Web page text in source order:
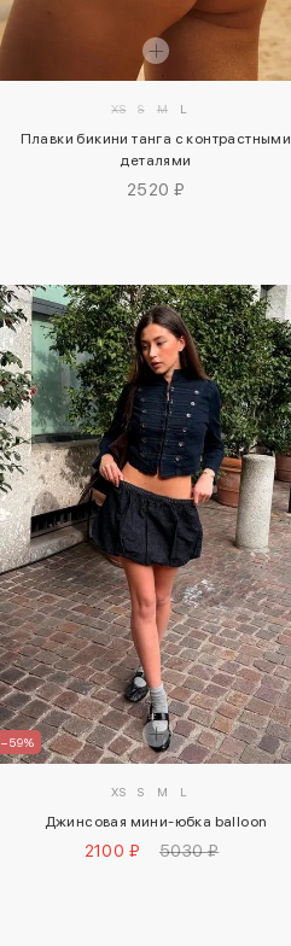
XS S M L
Плавки бикини танга с контрастными
деталями
2520 ₽
–59%
XS S M L
Джинсовая мини-юбка balloon
2100 ₽ 5030 ₽